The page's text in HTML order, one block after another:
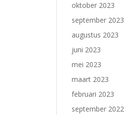
oktober 2023
september 2023
augustus 2023
juni 2023
mei 2023
maart 2023
februari 2023
september 2022